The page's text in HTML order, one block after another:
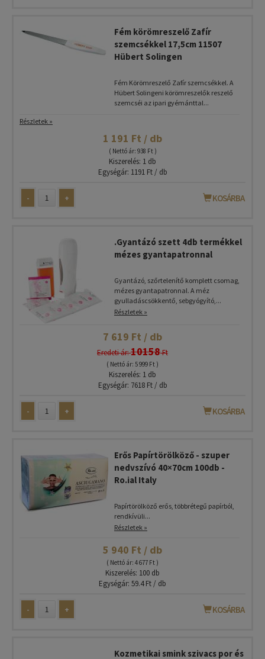
Fém körömreszelő Zafír
szemcsékkel 17,5cm 11507
Hübert Solingen
Fém Körömreszelő Zafír szemcsékkel. A
Hübert Solingeni körömreszelők reszelő
szemcséi az ipari gyémánttal...
Részletek »
1 191 Ft / db
( Nettó ár: 938 Ft )
Kiszerelés: 1 db
Egységár: 1191 Ft / db
- + KOSÁRBA
.Gyantázó szett 4db termékkel
mézes gyantapatronnal
Gyantázó, szőrtelenítő komplett csomag,
mézes gyantapatronnal. A méz
gyulladáscsökkentő, sebgyógyító,...
Részletek »
7 619 Ft / db
Eredeti ár:10158Ft
( Nettó ár: 5 999 Ft )
Kiszerelés: 1 db
Egységár: 7618 Ft / db
- + KOSÁRBA
Erős Papírtörölköző - szuper
nedvszívó 40×70cm 100db -
Ro.ial Italy
Papírtörölköző erős, többrétegű papírból,
rendkívüli...
Részletek »
5 940 Ft / db
( Nettó ár: 4 677 Ft )
Kiszerelés: 100 db
Egységár: 59.4 Ft / db
- + KOSÁRBA
Kozmetikai smink szivacs por és